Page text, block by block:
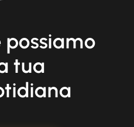
possiamo
tua